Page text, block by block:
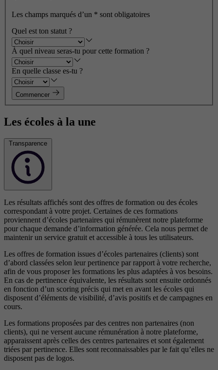
Les champs marqués d’un * sont obligatoires
Quel est ton statut ?
À quel niveau seras-tu pour cette formation ?
En quelle classe es-tu ?
Commencer
Les écoles à la une
Transparence
Les résultats affichés sont des offres de formation ou des écoles
correspondant à votre projet. Certaines de ces formations
proviennent d’écoles partenaires qui rémunèrent notre plateforme
pour chaque demande d’information générée. Cela nous permet de
maintenir un service gratuit et accessible à tous les utilisateurs.
Les offres de formation issues d’écoles partenaires (clients) sont
d’abord classées selon leur pertinence par rapport à votre recherche,
afin de vous proposer les formations les plus adaptées à vos besoins.
En cas de pertinence équivalente, les résultats sont ensuite ordonnés
en fonction d’un scoring précis qui met en avant les écoles qui
disposent d’éléments de visibilité, d’avis positifs et de campagnes en
cours.
Les formations proposées par des centres non partenaires (non
clients), qui ne versent aucune rémunération à notre plateforme,
apparaissent après celles des centres partenaires et sont également
triées par pertinence. Elles sont reconnaissables par le fait qu’elles ne
disposent pas de logos.